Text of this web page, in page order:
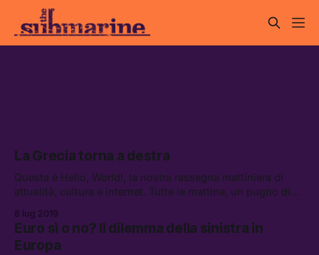
La Grecia torna a destra
Questa è Hello, World!, la nostra rassegna mattiniera di
attualità, cultura e internet. Tutte le mattine, un pugno di
8 lug 2019
Euro sì o no? Il dilemma della sinistra in
Europa